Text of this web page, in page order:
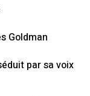
Goldman
par sa voix